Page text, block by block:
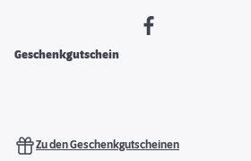
Geschenkgutschein
Zu den Geschenkgutscheinen